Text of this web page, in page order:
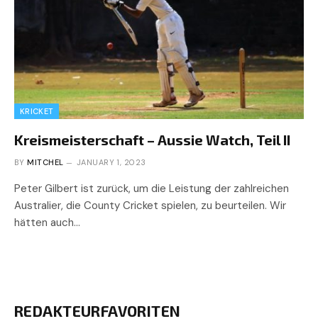
KRICKET
Kreismeisterschaft – Aussie Watch, Teil II
BY MITCHEL JANUARY 1, 2023
Peter Gilbert ist zurück, um die Leistung der zahlreichen
Australier, die County Cricket spielen, zu beurteilen. Wir
hätten auch…
REDAKTEURFAVORITEN